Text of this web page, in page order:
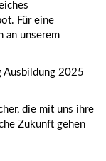
Für eine
an unserem
Ausbildung 2025
die mit uns ihre
Zukunft gehen